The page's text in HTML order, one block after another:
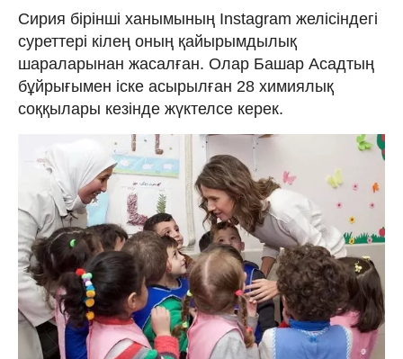
Сирия бірінші ханымының Instagram желісіндегі
суреттері кілең оның қайырымдылық
шараларынан жасалған. Олар Башар Асадтың
бұйрығымен іске асырылған 28 химиялық
соққылары кезінде жүктелсе керек.